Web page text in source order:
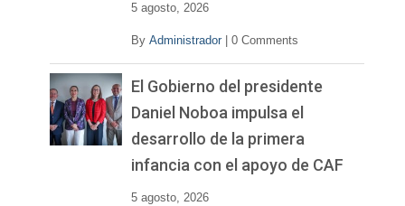
5 agosto, 2026
By Administrador 0 Comments
El Gobierno del presidente
Daniel Noboa impulsa el
desarrollo de la primera
infancia con el apoyo de CAF
5 agosto, 2026